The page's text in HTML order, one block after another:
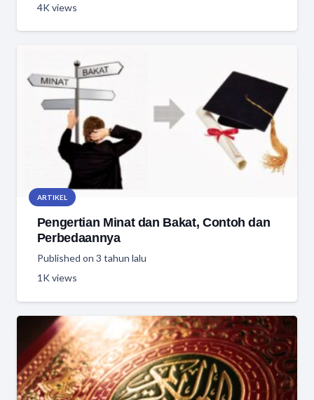
4Kviews
ARTIKEL
Pengertian Minat dan Bakat, Contoh dan
Perbedaannya
Published on 3 tahun lalu
1Kviews